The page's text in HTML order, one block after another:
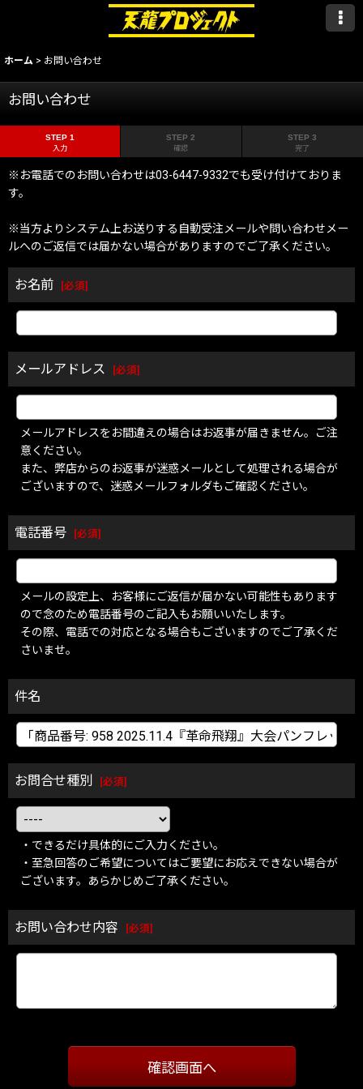
ホーム > お問い合わせ
お問い合わせ
STEP 1
入力
STEP 2
確認
STEP 3
完了
※お電話でのお問い合わせは03-6447-9332でも受け付けておりま
す。
※当方よりシステム上お送りする自動受注メールや問い合わせメー
ルへのご返信では届かない場合がありますのでご了承ください。
お名前 [必須]
メールアドレス [必須]
メールアドレスをお間違えの場合はお返事が届きません。ご注
意ください。
また、弊店からのお返事が迷惑メールとして処理される場合が
ございますので、迷惑メールフォルダもご確認ください。
電話番号 [必須]
メールの設定上、お客様にご返信が届かない可能性もあります
ので念のため電話番号のご記入もお願いいたします。
その際、電話での対応となる場合もございますのでご了承くだ
さいませ。
件名
お問合せ種別 [必須]
・できるだけ具体的にご入力ください。
・至急回答のご希望についてはご要望にお応えできない場合が
ございます。あらかじめご了承ください。
お問い合わせ内容 [必須]
確認画面へ